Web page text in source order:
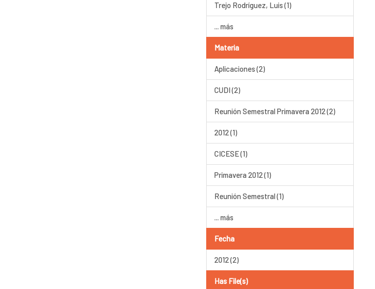
Trejo Rodríguez, Luis (1)
... más
Materia
Aplicaciones (2)
CUDI (2)
Reunión Semestral Primavera 2012 (2)
2012 (1)
CICESE (1)
Primavera 2012 (1)
Reunión Semestral (1)
... más
Fecha
2012 (2)
Has File(s)